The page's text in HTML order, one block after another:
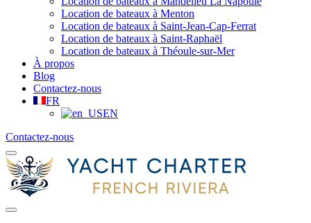
Location de bateaux à Menton
Location de bateaux à Saint-Jean-Cap-Ferrat
Location de bateaux à Saint-Raphaël
Location de bateaux à Théoule-sur-Mer
À propos
Blog
Contactez-nous
FR
EN
Contactez-nous